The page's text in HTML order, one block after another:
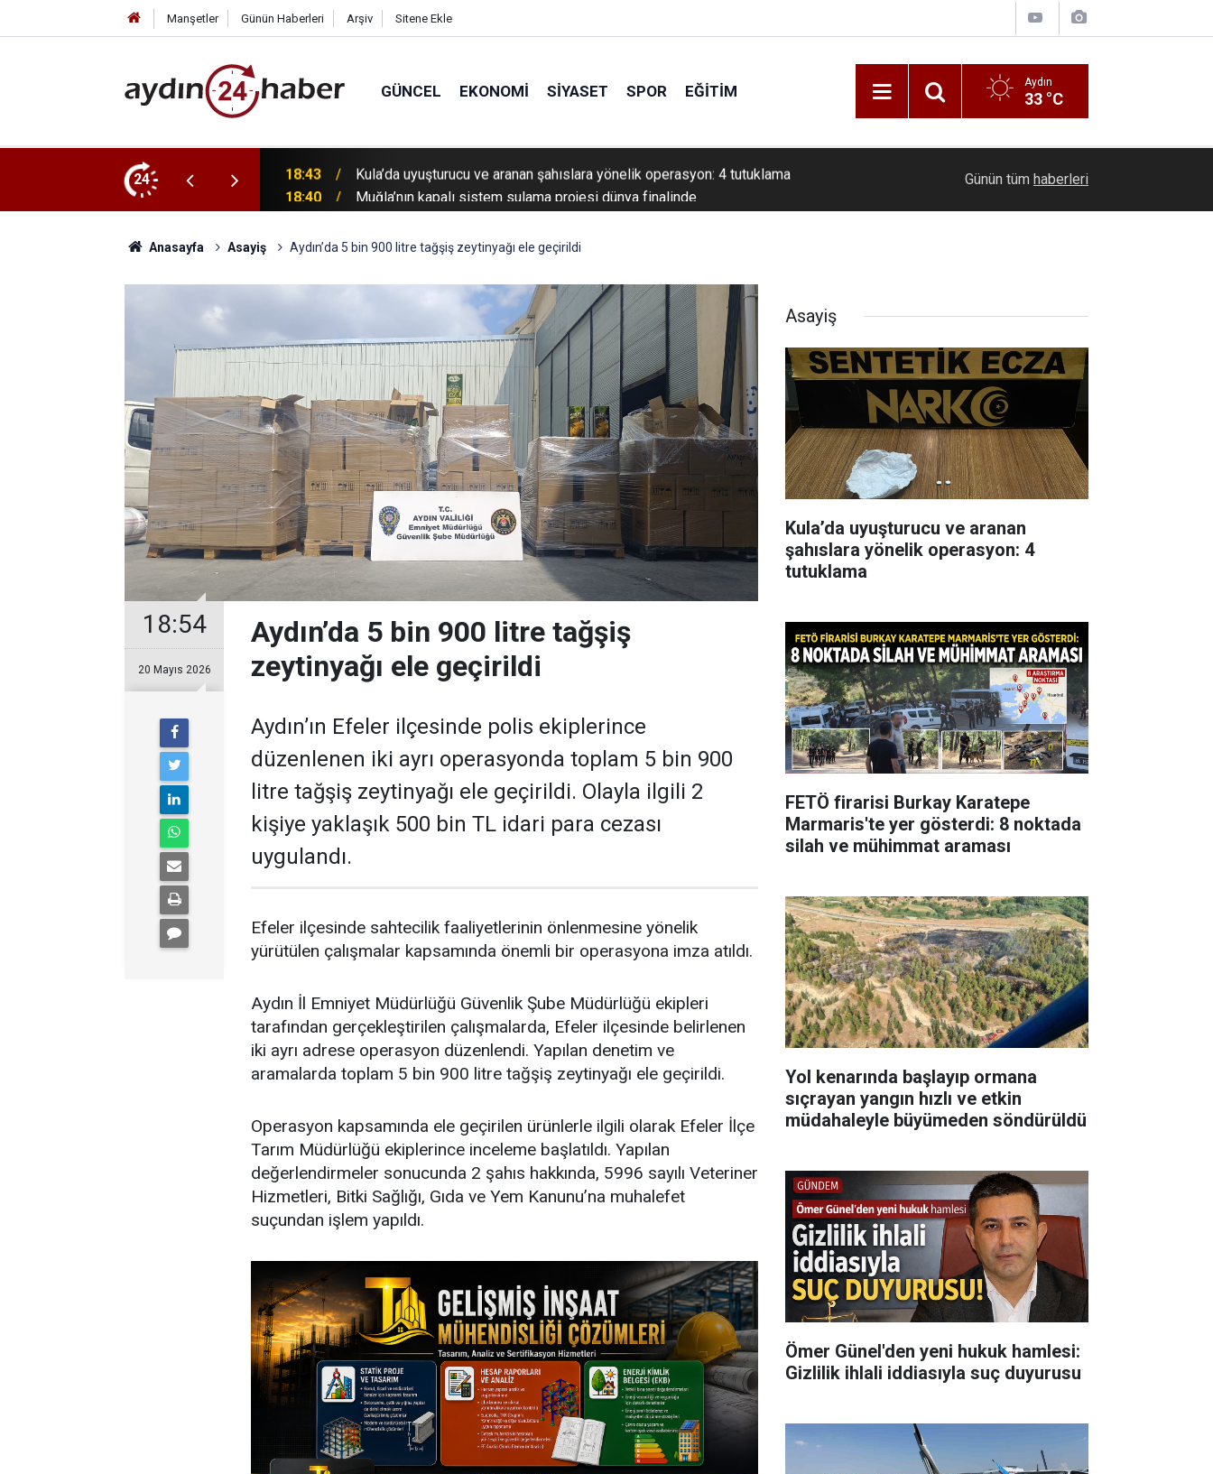
Manşetler Günün Haberleri Arşiv Sitene Ekle
GÜNCEL EKONOMI SIYASET SPOR EĞITIM Aydın
33 °C
24
yönelik operasyon: 4 tutuklama 18:40 Muğla’nın kapalı sistem sulama projesi dünya finalinde
mühimmat araması
Günün tüm haberleri
Anasayfa Asayiş Aydın’da 5 bin 900 litre tağşiş zeytinyağı ele geçirildi
18:54
20 Mayıs 2026
Aydın’da 5 bin 900 litre tağşiş
zeytinyağı ele geçirildi
Aydın’ın Efeler ilçesinde polis ekiplerince
düzenlenen iki ayrı operasyonda toplam 5 bin 900
litre tağşiş zeytinyağı ele geçirildi. Olayla ilgili 2
kişiye yaklaşık 500 bin TL idari para cezası
uygulandı.
Efeler ilçesinde sahtecilik faaliyetlerinin önlenmesine yönelik
yürütülen çalışmalar kapsamında önemli bir operasyona imza atıldı.
Aydın İl Emniyet Müdürlüğü Güvenlik Şube Müdürlüğü ekipleri
tarafından gerçekleştirilen çalışmalarda, Efeler ilçesinde belirlenen
iki ayrı adrese operasyon düzenlendi. Yapılan denetim ve
aramalarda toplam 5 bin 900 litre tağşiş zeytinyağı ele geçirildi.
Operasyon kapsamında ele geçirilen ürünlerle ilgili olarak Efeler İlçe
Tarım Müdürlüğü ekiplerince inceleme başlatıldı. Yapılan
değerlendirmeler sonucunda 2 şahıs hakkında, 5996 sayılı Veteriner
Hizmetleri, Bitki Sağlığı, Gıda ve Yem Kanunu’na muhalefet
suçundan işlem yapıldı.
Asayiş
Kula’da uyuşturucu ve aranan
şahıslara yönelik operasyon: 4
tutuklama
FETÖ firarisi Burkay Karatepe
Marmaris'te yer gösterdi: 8 noktada
silah ve mühimmat araması
Yol kenarında başlayıp ormana
sıçrayan yangın hızlı ve etkin
müdahaleyle büyümeden söndürüldü
Ömer Günel'den yeni hukuk hamlesi:
Gizlilik ihlali iddiasıyla suç duyurusu